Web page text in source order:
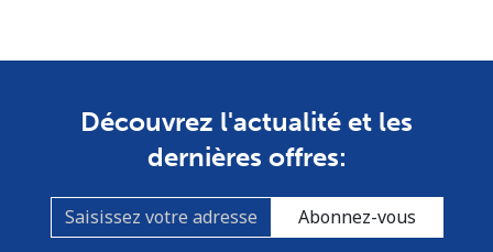
Découvrez l'actualité et les
dernières offres:
Abonnez-vous